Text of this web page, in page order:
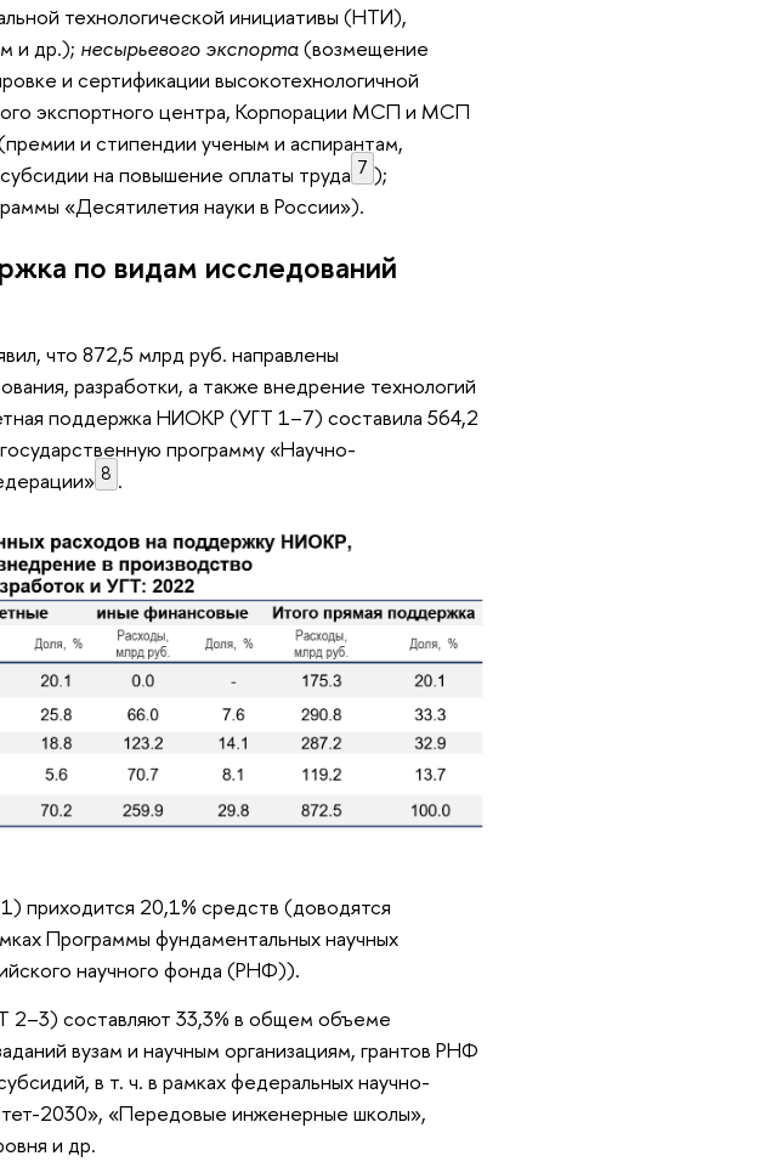
технологической инициативы (НТИ),
и др.); несырьевого экспорта(возмещение
и сертификации высокотехнологичной
экспортного центра, Корпорации МСП и МСП
и стипендии ученым и аспирантам,
на повышение оплаты труда 7 );
«Десятилетия науки в России»).
по видам исследований
что 872,5 млрд руб. направлены
разработки, а также внедрение технологий
поддержка НИОКР (УГТ 1–7) составила 564,2
программу «Научно-
8 .
приходится 20,1% средств (доводятся
Программы фундаментальных научных
научного фонда (РНФ)).
2–3) составляют 33,3% в общем объеме
вузам и научным организациям, грантов РНФ
в т. ч. в рамках федеральных научно-
2030», «Передовые инженерные школы»,
и др.